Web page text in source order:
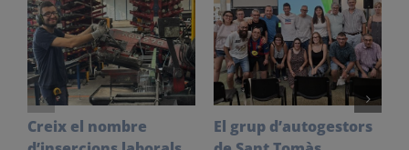
Creix el nombre
El grup d’autogestors